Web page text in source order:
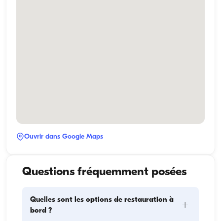
Ouvrir dans Google Maps
Questions fréquemment posées
Quelles sont les options de restauration à
bord ?
+